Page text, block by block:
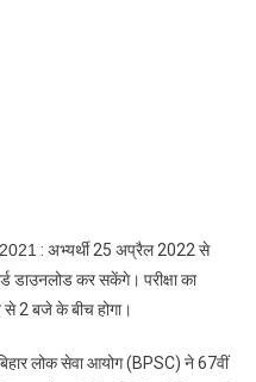
की
घोषणा,
जारी
: अभ्यर्थी 25 अप्रैल 2022 से
डाउनलोड कर सकेंगे। परीक्षा का
2 बजे के बीच होगा।
लोक सेवा आयोग (BPSC) ने 67वीं